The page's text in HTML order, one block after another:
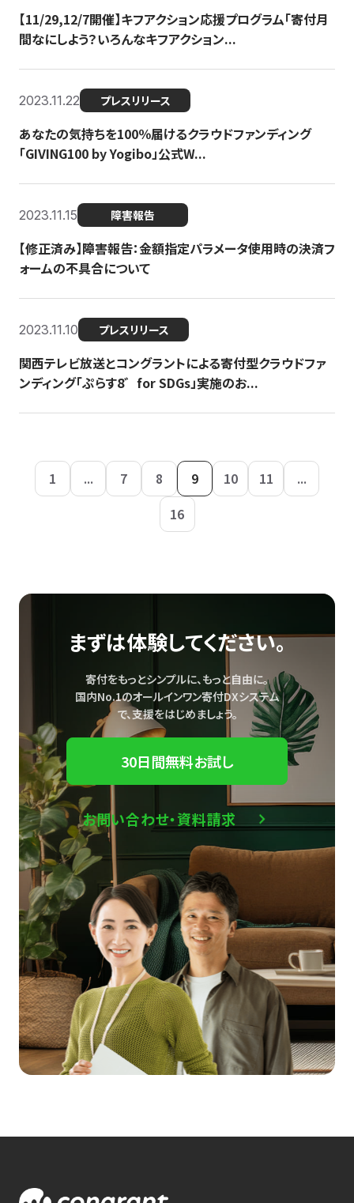
【11/29,12/7開催】キフアクション応援プログラム「寄付月
間なにしよう？いろんなキフアクション...
2023.11.22 プレスリリース
あなたの気持ちを100％届けるクラウドファンディング
「GIVING100 by Yogibo」公式W...
2023.11.15 障害報告
【修正済み】障害報告：金額指定パラメータ使用時の決済フ
ォームの不具合について
2023.11.10 プレスリリース
関西テレビ放送とコングラントによる寄付型クラウドファ
ンディング「ぷらす8゛for SDGs」実施のお...
1 ... 7 8 9 10 11
...
16
まずは体験してください。
寄付をもっとシンプルに、もっと自由に。
国内No.1のオールインワン寄付DXシステム
で、支援をはじめましょう。
30日間無料お試し
お問い合わせ・資料請求